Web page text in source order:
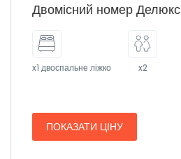
Двомісний номер Делюкс
x1 двоспальне ліжко x2
ПОКАЗАТИ ЦІНУ